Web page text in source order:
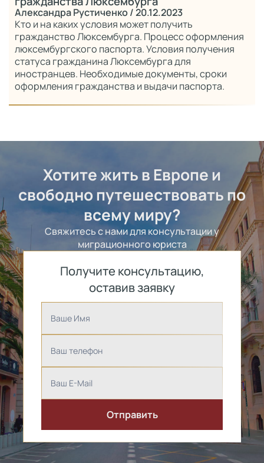
Александра Рустиченко/ 20.12.2023
Кто и на каких условия может получить
гражданство Люксембурга. Процесс оформления
люксембургского паспорта. Условия получения
статуса гражданина Люксембурга для
иностранцев. Необходимые документы, сроки
оформления гражданства и выдачи паспорта.
Хотите жить в Европе и
свободно путешествовать по
всему миру?
Свяжитесь с нами для консультации у
миграционного юриста
Получите консультацию,
оставив заявку